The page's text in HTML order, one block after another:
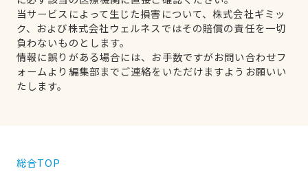
当サービスによって生じた損害について、株式会社ギミッ
ク、および株式会社ウェルネスではその賠償の責任を一切
負わないものとします。
情報に誤りがある場合には、お手数ですがお問い合わせフ
ォームより編集部までご連絡をいただけますようお願いい
たします。
総合TOP